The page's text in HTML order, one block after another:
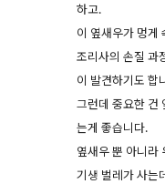
하고.
이 옆새우가 멍게
조리사의 손질 과
이 발견하기도 합
그런데 중요한 건
는게 좋습니다.
옆새우 뿐 아니라
기생 벌레가 사는